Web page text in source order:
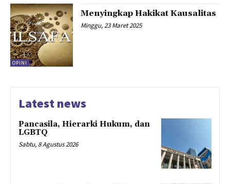
OPINI
Menyingkap Hakikat Kausalitas
Minggu, 23 Maret 2025
Latest news
Pancasila, Hierarki Hukum, dan
LGBTQ
Sabtu, 8 Agustus 2026